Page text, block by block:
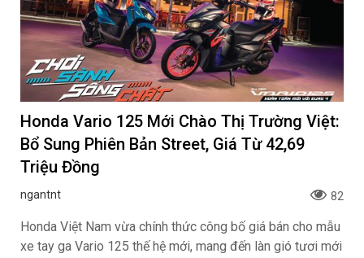
Honda Vario 125 Mới Chào Thị Trường Việt:
Bổ Sung Phiên Bản Street, Giá Từ 42,69
Triệu Đồng
ngantnt 82
Honda Việt Nam vừa chính thức công bố giá bán cho mẫu
xe tay ga Vario 125 thế hệ mới, mang đến làn gió tươi mới